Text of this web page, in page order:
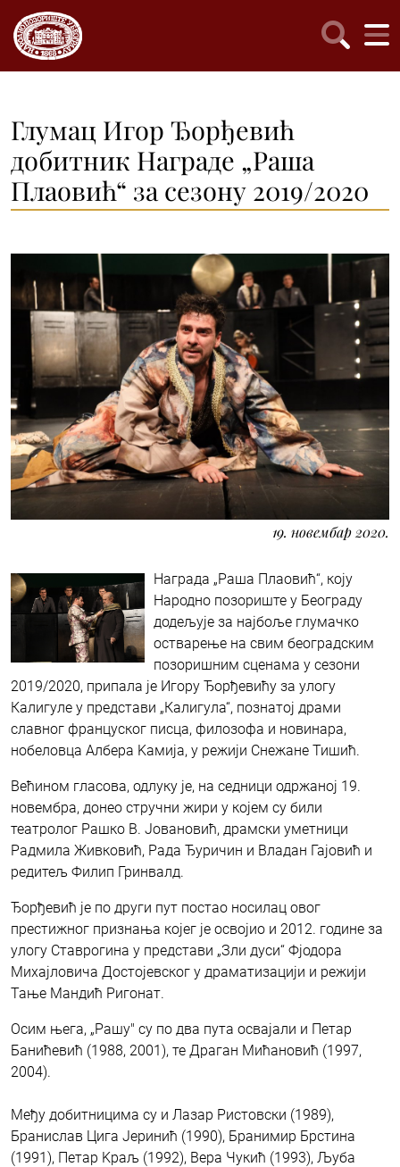
Глумац Игор Ђорђевић
добитник Награде „Раша
Плаовић“ за сезону 2019/2020
19. новембар 2020.
Награда „Раша Плаовић“, коју
Народно позориште у Београду
додељује за најбоље глумачко
остварење на свим београдским
позоришним сценама у сезони
2019/2020, припала је Игору Ђорђевићу за улогу
Калигуле у представи „Калигула“, познатој драми
славног француског писца, филозофа и новинара,
нобеловца Албера Kамија, у режији Снежане Тишић.
Већином гласова, одлуку је, на седници одржаној 19.
новембра, донео стручни жири у којем су били
театролог Рашко В. Јовановић, драмски уметници
Радмила Живковић, Рада Ђуричин и Владан Гајовић и
редитељ Филип Гринвалд.
Ђорђевић је по други пут постао носилац овог
престижног признања којег је освојио и 2012. године за
улогу Ставрогина у представи „Зли дуси“ Фјодора
Михајловича Достојевског у драматизацији и режији
Тање Мандић Ригонат.
Осим њега, „Рашу" су по два пута освајали и Петар
Банићевић (1988, 2001), те Драган Мићановић (1997,
2004).
Међу добитницима су и Лазар Ристовски (1989),
Бранислав Цига Јеринић (1990), Бранимир Брстина
(1991), Петар Kраљ (1992), Вера Чукић (1993), Љуба